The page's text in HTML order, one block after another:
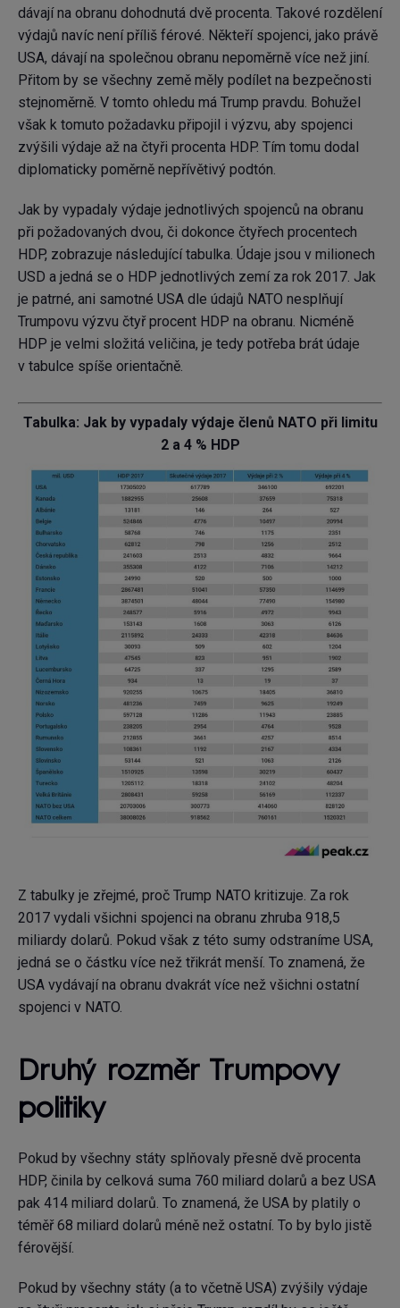
dávají na obranu dohodnutá dvě procenta. Takové rozdělení
výdajů navíc není příliš férové. Někteří spojenci, jako právě
USA, dávají na společnou obranu nepoměrně více než jiní.
Přitom by se všechny země měly podílet na bezpečnosti
stejnoměrně. V tomto ohledu má Trump pravdu. Bohužel
však k tomuto požadavku připojil i výzvu, aby spojenci
zvýšili výdaje až na čtyři procenta HDP. Tím tomu dodal
diplomaticky poměrně nepřívětivý podtón.
Jak by vypadaly výdaje jednotlivých spojenců na obranu
při požadovaných dvou, či dokonce čtyřech procentech
HDP, zobrazuje následující tabulka. Údaje jsou v milionech
USD a jedná se o HDP jednotlivých zemí za rok 2017. Jak
je patrné, ani samotné USA dle údajů NATO nesplňují
Trumpovu výzvu čtyř procent HDP na obranu. Nicméně
HDP je velmi složitá veličina, je tedy potřeba brát údaje
v tabulce spíše orientačně.
Tabulka: Jak by vypadaly výdaje členů NATO při limitu
2 a 4 % HDP
Z tabulky je zřejmé, proč Trump NATO kritizuje. Za rok
2017 vydali všichni spojenci na obranu zhruba 918,5
miliardy dolarů. Pokud však z této sumy odstraníme USA,
jedná se o částku více než třikrát menší. To znamená, že
USA vydávají na obranu dvakrát více než všichni ostatní
spojenci v NATO.
Druhý rozměr Trumpovy
politiky
Pokud by všechny státy splňovaly přesně dvě procenta
HDP, činila by celková suma 760 miliard dolarů a bez USA
pak 414 miliard dolarů. To znamená, že USA by platily o
téměř 68 miliard dolarů méně než ostatní. To by bylo jistě
férovější.
Pokud by všechny státy (a to včetně USA) zvýšily výdaje